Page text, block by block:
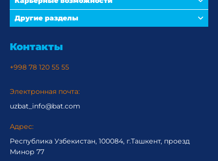
Другие разделы
Контакты
+998 78 120 55 55
Электронная почта:
uzbat_info@bat.com
Адрес:
Республика Узбекистан, 100084, г.Ташкент, проезд
Минор 77